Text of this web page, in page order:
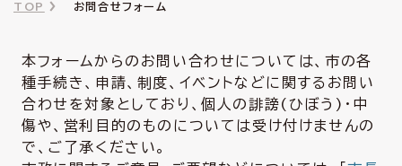
TOP お問合せフォーム
本フォームからのお問い合わせについては、市の各
種手続き、申請、制度、イベントなどに関するお問い
合わせを対象としており、個人の誹謗(ひぼう)・中
傷や、営利目的のものについては受け付けませんの
で、ご了承ください。